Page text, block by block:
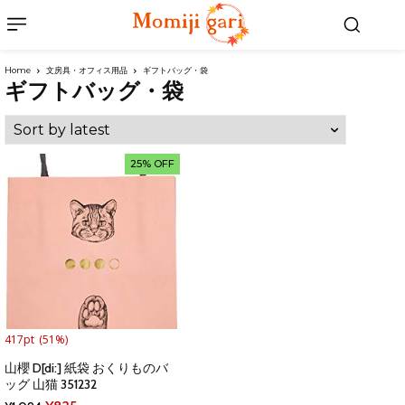
Home 文房具・オフィス用品 ギフトバッグ・袋
ギフトバッグ・袋
25% OFF
417pt (51%)
山櫻 D[di:] 紙袋 おくりものバ
ッグ 山猫 351232